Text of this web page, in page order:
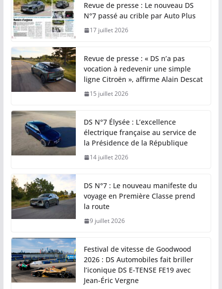
Revue de presse : Le nouveau DS
N°7 passé au crible par Auto Plus
17 juillet 2026
Revue de presse : « DS n’a pas
vocation à redevenir une simple
ligne Citroën », affirme Alain Descat
15 juillet 2026
DS N°7 Élysée : L’excellence
électrique française au service de
la Présidence de la République
14 juillet 2026
DS N°7 : Le nouveau manifeste du
voyage en Première Classe prend
la route
9 juillet 2026
Festival de vitesse de Goodwood
2026 : DS Automobiles fait briller
l’iconique DS E-TENSE FE19 avec
Jean-Éric Vergne